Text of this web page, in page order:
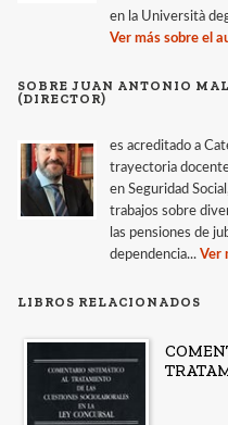
en la Università
Ver más sobre el
SOBRE JUAN ANTONIO
(DIRECTOR)
es acreditado a
trayectoria
en Seguridad
trabajos sobre
las pensiones de
dependencia... Ver
LIBROS RELACIONADOS